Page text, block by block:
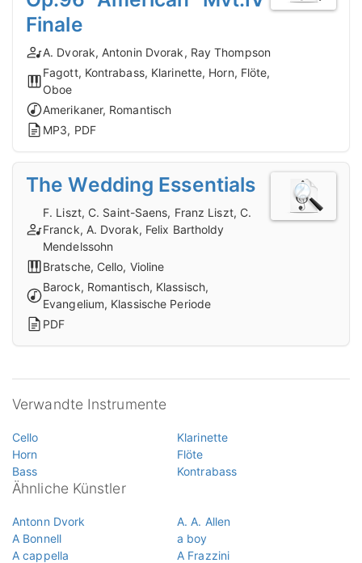
Finale
A. Dvorak, Antonin Dvorak, Ray Thompson
Fagott, Kontrabass, Klarinette, Horn, Flöte,
Oboe
Amerikaner, Romantisch
MP3, PDF
The Wedding Essentials
F. Liszt, C. Saint-Saens, Franz Liszt, C.
Franck, A. Dvorak, Felix Bartholdy
Mendelssohn
Bratsche, Cello, Violine
Barock, Romantisch, Klassisch,
Evangelium, Klassische Periode
PDF
Verwandte Instrumente
Cello
Klarinette
Horn
Flöte
Bass
Kontrabass
Ähnliche Künstler
Antonn Dvork
A. A. Allen
A Bonnell
a boy
A cappella
A Frazzini